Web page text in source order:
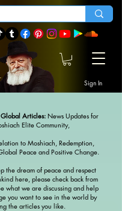
Sign In
Articles: News Updates for
Elite Community,
to Moshiach, Redemption,
Peace and Positive Change.
the dream of peace and respect
here, please check back from
what we are discussing and help
you want to see in the world by
the articles you like.